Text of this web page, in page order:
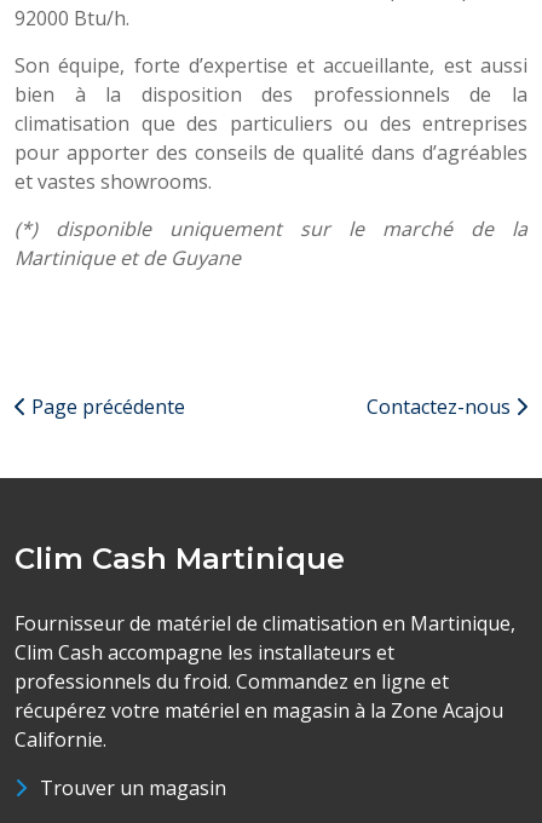
92000 Btu/h.
Son équipe, forte d’expertise et accueillante, est aussi
bien à la disposition des professionnels de la
climatisation que des particuliers ou des entreprises
pour apporter des conseils de qualité dans d’agréables
et vastes showrooms.
(*) disponible uniquement sur le marché de la
Martinique et de Guyane
Page précédente Contactez-nous
Clim Cash Martinique
Fournisseur de matériel de climatisation en Martinique,
Clim Cash accompagne les installateurs et
professionnels du froid. Commandez en ligne et
récupérez votre matériel en magasin à la Zone Acajou
Californie.
Trouver un magasin